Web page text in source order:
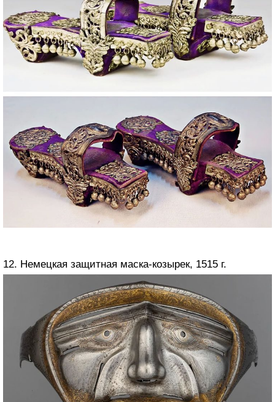
12. Немецкая защитная маска-козырек, 1515 г.